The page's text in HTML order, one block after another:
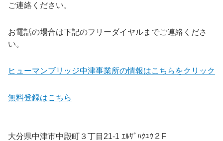
ご連絡ください。
お電話の場合は下記のフリーダイヤルまでご連絡くださ
い。
ヒューマンブリッジ中津事業所の情報はこちらをクリック
無料登録はこちら
大分県中津市中殿町３丁目21-1 ｴﾙｻﾞﾊｸﾕｳ２F